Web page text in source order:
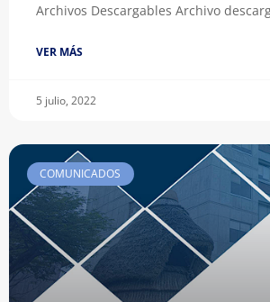
Archivos Descargables Archivo
VER MÁS
5 julio, 2022
COMUNICADOS